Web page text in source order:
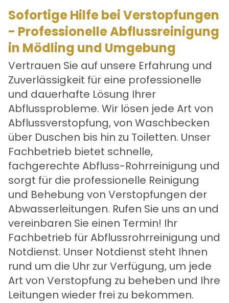
Sofortige Hilfe bei Verstopfungen
- Professionelle Abflussreinigung
in Mödling und Umgebung
Vertrauen Sie auf unsere Erfahrung und
Zuverlässigkeit für eine professionelle
und dauerhafte Lösung Ihrer
Abflussprobleme. Wir lösen jede Art von
Abflussverstopfung, von Waschbecken
über Duschen bis hin zu Toiletten. Unser
Fachbetrieb bietet schnelle,
fachgerechte Abfluss-Rohrreinigung und
sorgt für die professionelle Reinigung
und Behebung von Verstopfungen der
Abwasserleitungen. Rufen Sie uns an und
vereinbaren Sie einen Termin! Ihr
Fachbetrieb für Abflussrohrreinigung und
Notdienst. Unser Notdienst steht Ihnen
rund um die Uhr zur Verfügung, um jede
Art von Verstopfung zu beheben und Ihre
Leitungen wieder frei zu bekommen.